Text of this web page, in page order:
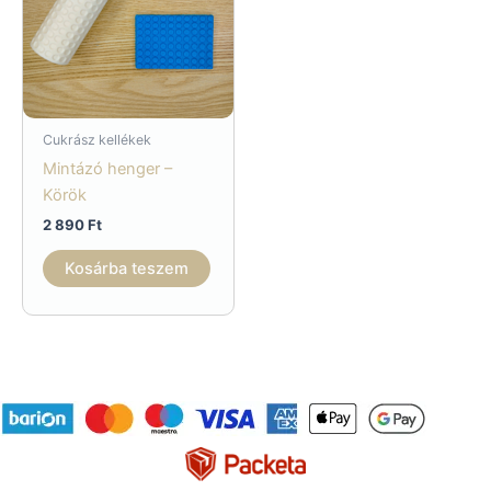
Cukrász kellékek
Mintázó henger –
Körök
2 890Ft
Kosárba teszem